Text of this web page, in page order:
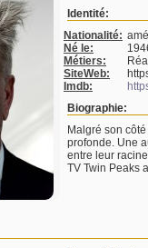
Identité:
Nationalité:
Né le:
Métiers:
SiteWeb:
Imdb:
Biographie:
Malgré son
profonde. Une
entre leur
TV Twin Peaks